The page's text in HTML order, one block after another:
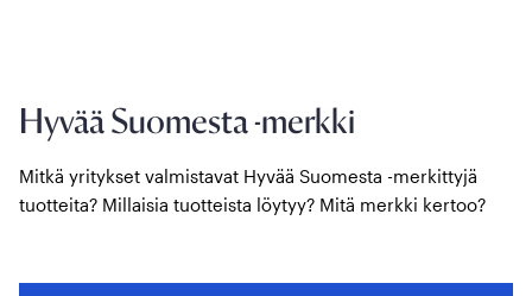
Hyvää Suomesta -merkki
Mitkä yritykset valmistavat Hyvää Suomesta -merkittyjä
tuotteita? Millaisia tuotteista löytyy? Mitä merkki kertoo?